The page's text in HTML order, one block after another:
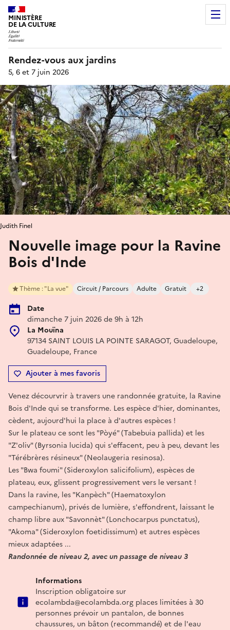
MINISTÈRE
DE LA CULTURE
Rendez-vous aux jardins
5, 6 et 7 juin 2026
Nouvelle image pour la Ravine
Bois d'Inde
Thème : "La vue" Circuit / Parcours Adulte Gratuit +2
Date
dimanche 7 juin 2026 de 9h à 12h
La Mouïna
97134 SAINT LOUIS LA POINTE SARAGOT, Guadeloupe,
Guadeloupe, France
Ajouter à mes favoris
Judith Finel
Venez décourvrir à travers une randonnée gratuite, la Ravine
Bois d'Inde qui se transforme. Les espèce d'hier, dominantes,
cèdent, aujourd'hui la place à d'autres espèces !
Sur le plateau ce sont les "Pòyé" (Tabebuia pallida) et les
"Z'oliv" (Byrsonia lucida) qui s'effacent, peu à peu, devant les
"Térébrères résineux" (Neolaugeria resinosa).
Les "Bwa foumi" (Sideroxylon salicifolium), espèces de
plateau, eux, glissent progressivement vers le versant !
Dans la ravine, les "Kanpèch" (Haematoxylon
campechianum), privés de lumière, s'effondrent, laissant le
champ libre aux "Savonnèt" (Lonchocarpus punctatus),
"Akoma" (Sideroxylon foetidissimum) et autres espèces
mieux adaptées ...
Randonnée de niveau 2, avec un passage de niveau 3
Informations
Inscription obligatoire sur
ecolambda@ecolambda.org places limitées à 30
personnes prévoir un pantalon, de bonnes
chaussures, un bâton (recommandé) et de l'eau